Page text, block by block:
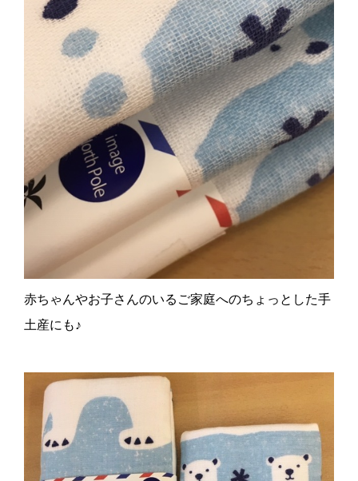
赤ちゃんやお子さんのいるご家庭へのちょっとした手
土産にも♪